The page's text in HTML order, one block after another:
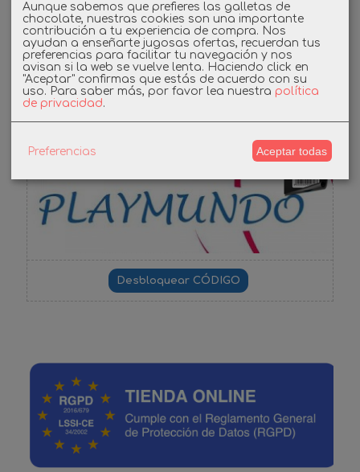
Facebook
Cupones
-3%
Aunque sabemos que prefieres las galletas de
chocolate, nuestras cookies son una importante
contribución a tu experiencia de compra. Nos
ayudan a enseñarte jugosas ofertas, recuerdan tus
preferencias para facilitar tu navegación y nos
avisan si la web se vuelve lenta. Haciendo click en
"Aceptar" confirmas que estás de acuerdo con su
uso. Para saber más, por favor lea nuestra política
de privacidad.
Preferencias Aceptar todas